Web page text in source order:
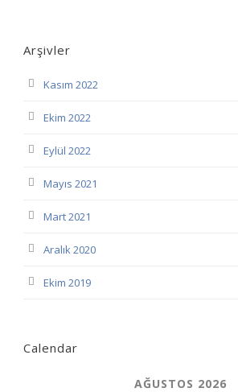
Arşivler
Kasım 2022
Ekim 2022
Eylül 2022
Mayıs 2021
Mart 2021
Aralık 2020
Ekim 2019
Calendar
AĞUSTOS 2026